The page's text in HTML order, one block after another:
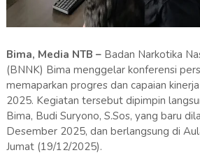
Bima, Media NTB –Badan Narkotika
(BNNK) Bima menggelar konferensi
memaparkan progres dan capaian
2025. Kegiatan tersebut dipimpin
Bima, Budi Suryono, S.Sos, yang baru
Desember 2025, dan berlangsung di
Jumat (19/12/2025).